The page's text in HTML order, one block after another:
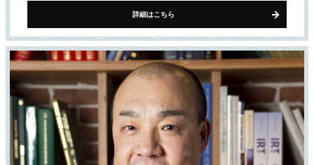
詳細はこちら